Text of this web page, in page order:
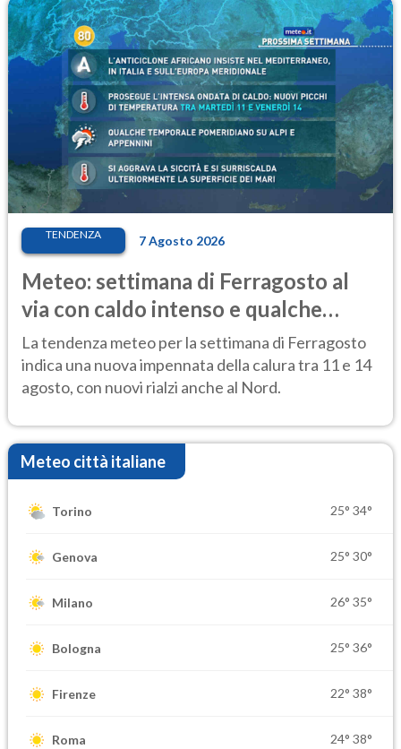
TENDENZA 7 Agosto 2026
Meteo: settimana di Ferragosto al
via con caldo intenso e qualche
temporale
La tendenza meteo per la settimana di Ferragosto
indica una nuova impennata della calura tra 11 e 14
agosto, con nuovi rialzi anche al Nord.
Meteo città italiane
Torino 25° 34°
Genova 25° 30°
Milano 26° 35°
Bologna 25° 36°
Firenze 22° 38°
Roma 24° 38°